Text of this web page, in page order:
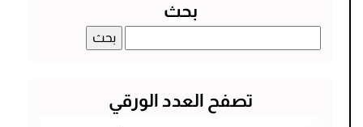
بحث
عن:
تصفح العدد الورقي